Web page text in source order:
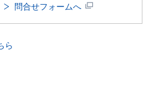
問合せフォームへ
ら